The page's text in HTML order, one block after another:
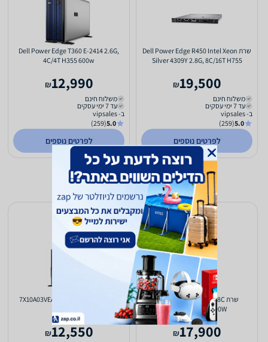
שרת Dell Power Edge R450 Intel Xeon
Silver 4309Y 2.8G, 8C/16T H755
19,500
₪
משלוח חינם
עד 7 ימי עסקים
ב- vipsales
5.0
(259)
לפרטים נוספים
Dell Power Edge T360 E-2414 2.6G,
4C/4T H355 600w
12,990
₪
משלוח חינם
עד 7 ימי עסקים
ב- vipsales
5.0
(259)
לפרטים נוספים
שרת HPE ML350 G10 4208 8C
P408i/2G 8SFF 800W
17,900
₪
שרת 7X10A03VEA LENOVO SERVER
12,550
₪